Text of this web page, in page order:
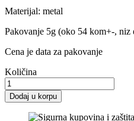
Materijal: metal
Pakovanje 5g (oko 54 kom+-, niz
Cena je data za pakovanje
Količina
Dodaj u korpu